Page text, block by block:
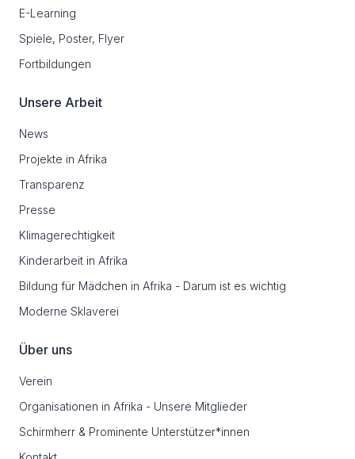
E-Learning
Spiele, Poster, Flyer
Fortbildungen
Unsere Arbeit
News
Projekte in Afrika
Transparenz
Presse
Klimagerechtigkeit
Kinderarbeit in Afrika
Bildung für Mädchen in Afrika - Darum ist es wichtig
Moderne Sklaverei
Über uns
Verein
Organisationen in Afrika - Unsere Mitglieder
Schirmherr & Prominente Unterstützer*innen